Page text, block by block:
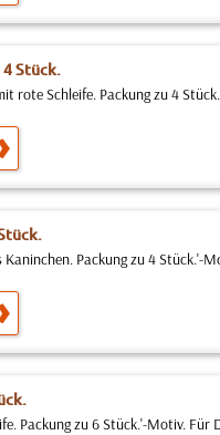
Stück.
rote Schleife. Packung zu 4
Packung zu 4 Stück.'-
Packung zu 6 Stück.'-Motiv. Für